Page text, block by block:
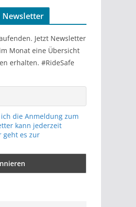
Newsletter
Jetzt Newsletter
Monat eine Übersicht
erhalten. #RideSafe
die Anmeldung zum
kann jederzeit
geht es zur